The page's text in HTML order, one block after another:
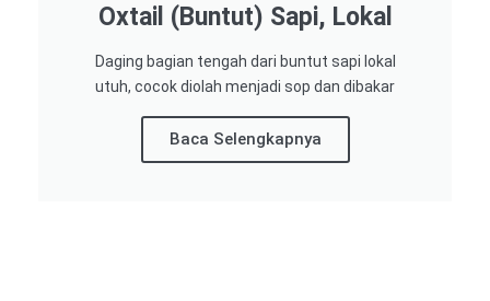
Oxtail (Buntut) Sapi, Lokal
Daging bagian tengah dari buntut sapi lokal
utuh, cocok diolah menjadi sop dan dibakar
Baca Selengkapnya